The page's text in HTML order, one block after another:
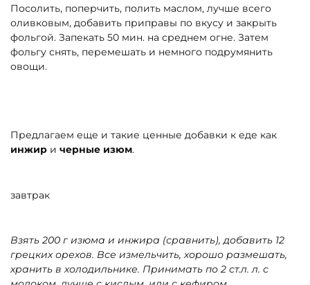
Посолить, поперчить, полить маслом, лучше всего
оливковым, добавить приправы по вкусу и закрыть
фольгой. Запекать 50 мин. на среднем огне. Затем
фольгу снять, перемешать и немного подрумянить
овощи.
Предлагаем еще и такие ценные добавки к еде как
инжир и черные изюм.
завтрак
Взять 200 г изюма и инжира (сравнить), добавить 12
грецких орехов. Все измельчить, хорошо размешать,
хранить в холодильнике. Принимать по 2 ст.л. л. с